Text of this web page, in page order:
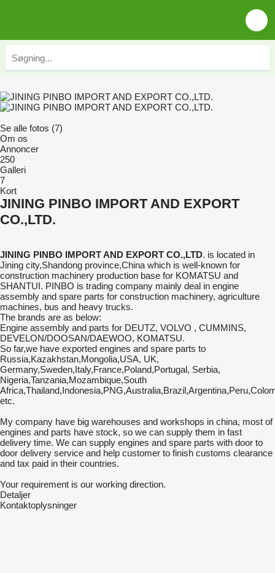
Se alle fotos (7)
Om os
Annoncer
250
Galleri
7
Kort
JINING PINBO IMPORT AND EXPORT
CO.,LTD.
JINING PINBO IMPORT AND EXPORT CO.,LTD. is located in
Jining city,Shandong province,China which is well-known for
construction machinery production base for KOMATSU and
SHANTUI. PINBO is trading company mainly deal in engine
assembly and spare parts for construction machinery, agriculture
machines, bus and heavy trucks.
The brands are as below:
Engine assembly and parts for DEUTZ, VOLVO , CUMMINS,
DEVELON/DOOSAN/DAEWOO, KOMATSU.
So far,we have exported engines and spare parts to
Russia,Kazakhstan,Mongolia,USA, UK,
Germany,Sweden,Italy,France,Poland,Portugal, Serbia,
Nigeria,Tanzania,Mozambique,South
etc.
My company have big warehouses and workshops in china, most of
engines and parts have stock, so we can supply them in fast
delivery time. We can supply engines and spare parts with door to
door delivery service and help customer to finish customs clearance
and tax paid in their countries.
Your requirement is our working direction.
Detaljer
Kontaktoplysninger